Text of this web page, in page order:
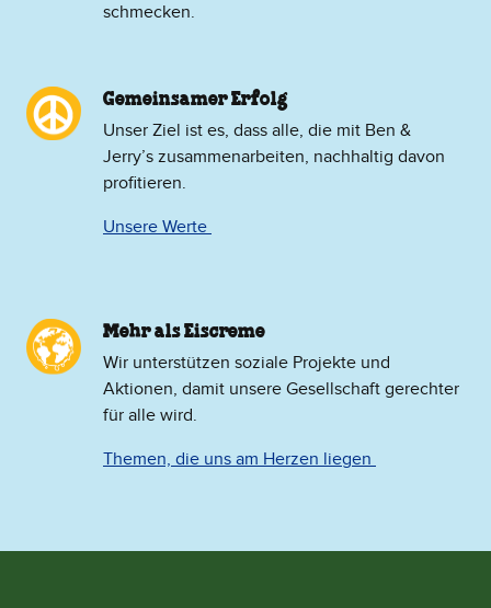
schmecken.
Gemeinsamer Erfolg
Unser Ziel ist es, dass alle, die mit Ben &
Jerry’s zusammenarbeiten, nachhaltig davon
profitieren.
Unsere Werte
Mehr als Eiscreme
​Wir unterstützen soziale Projekte und
Aktionen, damit unsere Gesellschaft gerechter
für alle wird.
Themen, die uns am Herzen liegen